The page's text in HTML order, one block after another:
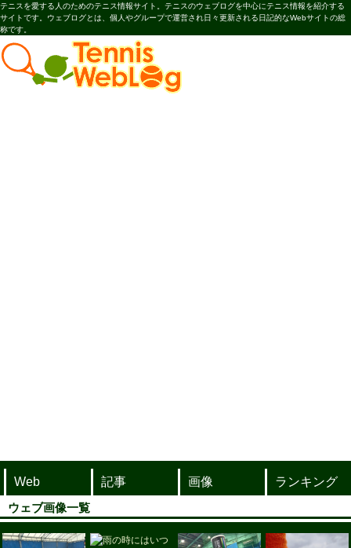
テニスを愛する人のためのテニス情報サイト。テニスのウェブログを中心にテニス情報を紹介する
サイトです。ウェブログとは、個人やグループで運営され日々更新される日記的なWebサイトの総
称です。
Web 記事 画像
ランキング
ウェブ画像一覧